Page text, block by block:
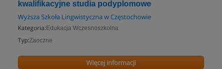
kwalifikacyjne studia podyplomowe
Wyższa Szkoła Lingwistyczna w Częstochowie
Kategoria: Edukacja Wczesnoszkolna
Typ:Zaoczne
Więcej informacji